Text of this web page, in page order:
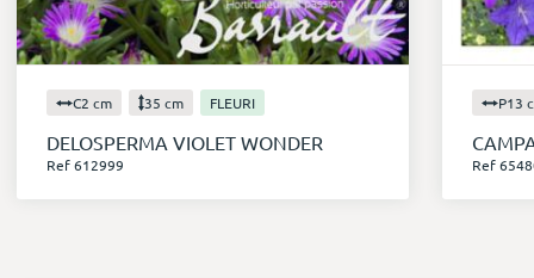
C2 cm 35 cm FLEURI
DELOSPERMA VIOLET WONDER
Ref 612999
P13
Ref